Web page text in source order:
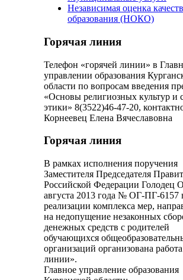
Независимая оценка
образования (НОКО)
Горячая линия
Телефон «горячей линии» в
управлении образования
области по вопросам введения
«Основы религиозных культур и
этики» 8(3522)46-47-20,
Корнеевец Елена Вячеславовна
Горячая линия
В рамках исполнения поручения
Заместителя Председателя
Российской Федерации Голодец
августа 2013 года № ОГ-ПГ-6157
реализации комплекса мер,
на недопущение незаконных
денежных средств с родителей
обучающихся
организаций организована
линии».
Главное управление образования